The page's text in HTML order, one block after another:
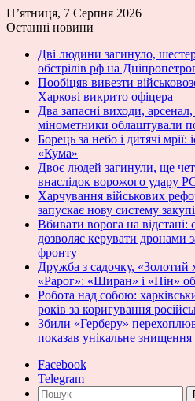
П’ятниця, 7 Серпня 2026
Останні новини
Дві людини загинуло,
обстрілів рф на
Пообіцяв вивезти
Харкові викрито офіцера
Два запасні виходи,
мінометники облаштували
Борець за небо і дитячі мрії:
«Кума»
Двоє людей загинули, ще
внаслідок ворожого удару
Харчування військових
запускає нову систему
Вбивати ворога на відстані:
дозволяє керувати дронами
фронту
Дружба з садочку, «Золотий
«Рарог»: «Ширан» і «Пін»
Робота над собою:
років за коригування
Збили «Герберу»
показав унікальне
Facebook
Telegram